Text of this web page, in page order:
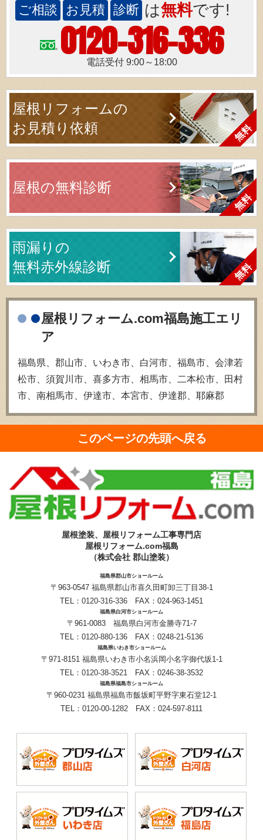
ご相談 お見積 診断 は無料です!
0120-316-336
電話受付 9:00～18:00
屋根リフォームの
お見積り依頼
屋根の無料診断
雨漏りの
無料赤外線診断
屋根リフォーム.com福島施工エリ
ア
福島県、郡山市、いわき市、白河市、福島市、会津若
松市、須賀川市、喜多方市、相馬市、二本松市、田村
市、南相馬市、伊達市、本宮市、伊達郡、耶麻郡
このページの先頭へ戻る
屋根塗装、屋根リフォーム工事専門店
屋根リフォーム.com福島
（株式会社 郡山塗装）
福島県郡山市ショールーム
〒963-0547 福島県郡山市喜久田町卸三丁目38-1
TEL： 0120-316-336 FAX：024-963-1451
福島県白河市ショールーム
〒961-0083 福島県白河市金勝寺71-7
TEL： 0120-880-136 FAX：0248-21-5136
福島県いわき市ショールーム
〒971-8151 福島県いわき市小名浜岡小名字御代坂1-1
TEL： 0120-38-3521 FAX：0246-38-3532
福島県福島市ショールーム
〒960-0231 福島県福島市飯坂町平野字東石堂12-1
TEL： 0120-00-1282 FAX：024-597-8111